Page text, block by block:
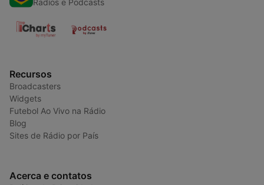
Radios e Podcasts
Recursos
Broadcasters
Widgets
Futebol Ao Vivo na Rádio
Blog
Sites de Rádio por País
Acerca e contatos